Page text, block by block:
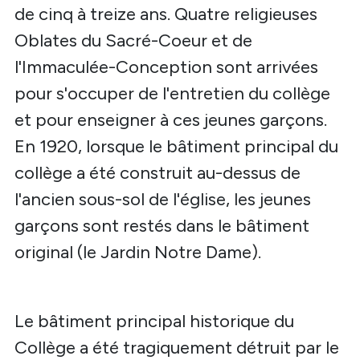
de cinq à treize ans. Quatre religieuses
Oblates du Sacré-Coeur et de
l'Immaculée-Conception sont arrivées
pour s'occuper de l'entretien du collège
et pour enseigner à ces jeunes garçons.
En 1920, lorsque le bâtiment principal du
collège a été construit au-dessus de
l'ancien sous-sol de l'église, les jeunes
garçons sont restés dans le bâtiment
original (le Jardin Notre Dame).
Le bâtiment principal historique du
Collège a été tragiquement détruit par le